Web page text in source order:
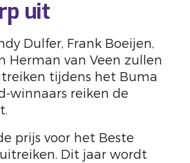
uit
Dulfer, Frank Boeijen,
Herman van Veen zullen
tijdens het Buma
winnaars reiken de
prijs voor het Beste
Dit jaar wordt